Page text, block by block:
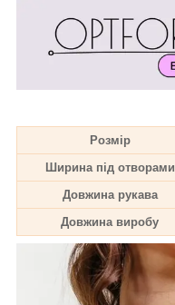
Розмір
Ширина під отворами
Довжина рукава
Довжина виробу